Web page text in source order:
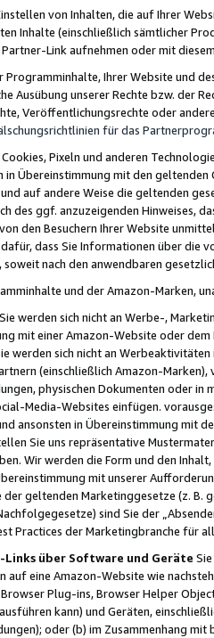
von Inhalten, die auf Ihrer
Inhalte (einschließlich sämtlicher
Link aufnehmen oder mit
Programminhalte, Ihrer Website und
Ausübung unserer Rechte bzw. der
Veröffentlichungsrechte oder
für das
Pixeln und anderen
in Übereinstimmung mit den
auf andere Weise die geltenden
des ggf. anzuzeigenden Hinweises,
den Besuchern Ihrer Website
dass Sie Informationen über die
nach den anwendbaren
und der Amazon-Marken,
Sie werden sich nicht an Werbe-,
mit einer Amazon-Website oder
werden sich nicht an
(einschließlich Amazon-
physischen Dokumenten oder in
Media-Websites einfügen.
ansonsten in Übereinstimmung mit
Sie uns repräsentative
Wir werden die Form und den
mit unserer
geltenden Marketinggesetze (z. B.
sind Sie der
Practices der Marketingbranche für
über Software und Geräte
auf eine Amazon-Website wie
Plug-ins, Browser Helper
kann) und Geräten,
oder (b) im Zusammenhang